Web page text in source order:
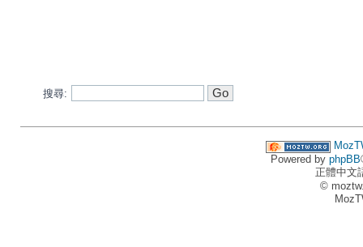
搜尋:
Powered by phpBB
正體中文
©